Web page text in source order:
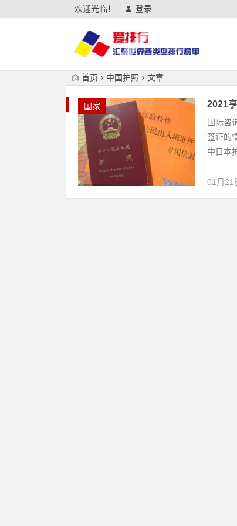
欢迎光临！ 登录
首页 中国护照 文章
国家 2021
国际咨
签证的
中日本
01月21